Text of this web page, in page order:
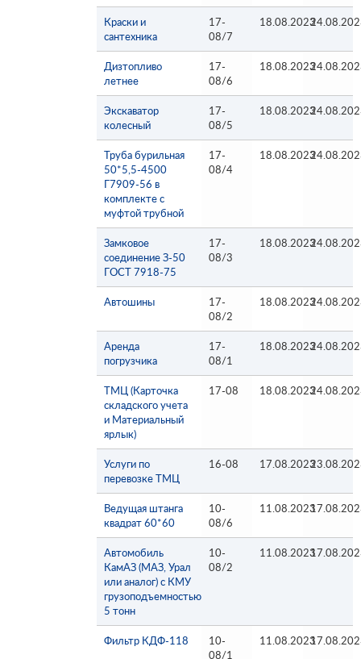
Краски и
сантехника
17-
08/7
18.08.2023
Дизтопливо
летнее
17-
08/6
18.08.2023
Экскаватор
колесный
17-
08/5
18.08.2023
Труба бурильная
50*5,5-4500
Г7909-56 в
комплекте с
муфтой трубной
17-
08/4
18.08.2023
Замковое
соединение З-50
ГОСТ 7918-75
17-
08/3
18.08.2023
Автошины
17-
08/2
18.08.2023
Аренда
погрузчика
17-
08/1
18.08.2023
ТМЦ (Карточка
складского учета
и Материальный
ярлык)
17-08 18.08.2023
Услуги по
перевозке ТМЦ
16-08 17.08.2023
Ведущая штанга
квадрат 60*60
10-
08/6
11.08.2023
Автомобиль
КамАЗ (МАЗ, Урал
или аналог) с КМУ
грузоподъемностью
5 тонн
10-
08/2
11.08.2023
Фильтр КДФ-118
10-
08/1
11.08.2023